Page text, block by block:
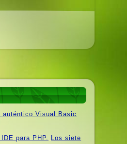
auténtico Visual Basic
Los siete